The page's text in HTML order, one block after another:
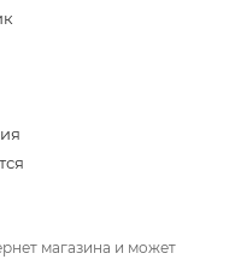
магазина и может